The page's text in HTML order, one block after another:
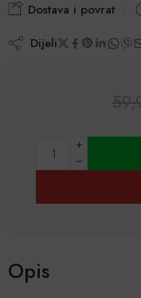
Dostava i povrat
Dijeli
Alternative:
Opis